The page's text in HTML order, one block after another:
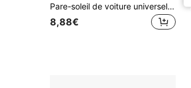
Pare-soleil de voiture universel 2-en-1 jour & nuit, anti-éblouissement, protection UV, double usage, réduit l'éblouissement & la luminosité, matériau ABS, ajustement universel, convient à la plupart des modèles de voiture
8,88€